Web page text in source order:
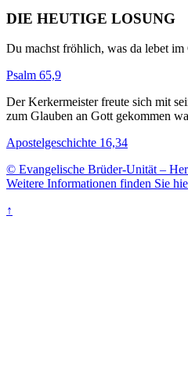
DIE HEUTIGE LOSUNG
Du machst fröhlich, was da lebet im
Psalm 65,9
Der Kerkermeister freute sich mit
zum Glauben an Gott gekommen
Apostelgeschichte 16,34
© Evangelische Brüder-Unität –
Weitere Informationen finden Sie
↑